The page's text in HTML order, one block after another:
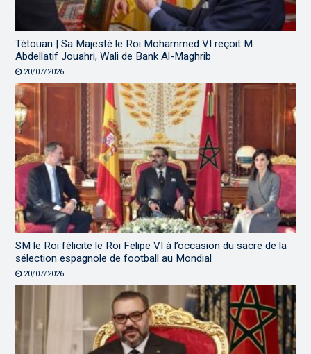
Tétouan | Sa Majesté le Roi Mohammed VI reçoit M.
Abdellatif Jouahri, Wali de Bank Al-Maghrib
20/07/2026
SM le Roi félicite le Roi Felipe VI à l’occasion du sacre de la
sélection espagnole de football au Mondial
20/07/2026